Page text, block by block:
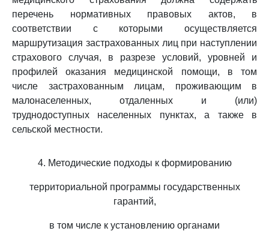
перечень нормативных правовых актов, в
соответствии с которыми осуществляется
маршрутизация застрахованных лиц при наступлении
страхового случая, в разрезе условий, уровней и
профилей оказания медицинской помощи, в том
числе застрахованным лицам, проживающим в
малонаселенных, отдаленных и (или)
труднодоступных населенных пунктах, а также в
сельской местности.
4. Методические подходы к формированию
территориальной программы государственных
гарантий,
в том числе к установлению органами